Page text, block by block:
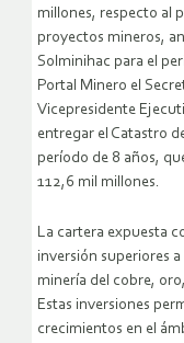
millones, respecto al
proyectos mineros,
Solminihac para el
Portal Minero el
Vicepresidente
entregar el Catastro
período de 8 años,
112,6 mil millones.
La cartera expuesta
inversión superiores
minería del cobre,
Estas inversiones
crecimientos en el